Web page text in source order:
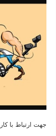
جهت ارتباط با